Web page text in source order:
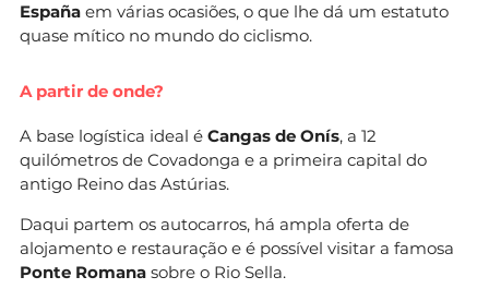
España em várias ocasiões, o que lhe dá um estatuto
quase mítico no mundo do ciclismo.
A partir de onde?
A base logística ideal é Cangas de Onís, a 12
quilómetros de Covadonga e a primeira capital do
antigo Reino das Astúrias.
Daqui partem os autocarros, há ampla oferta de
alojamento e restauração e é possível visitar a famosa
Ponte Romana sobre o Rio Sella.